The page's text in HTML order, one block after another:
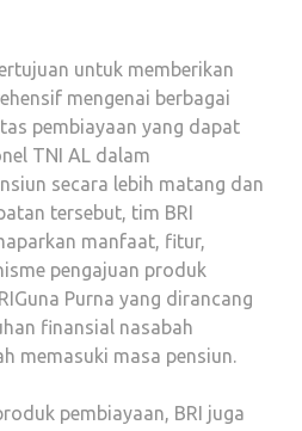
untuk memberikan
mengenai berbagai
pembiayaan yang dapat
TNI AL dalam
secara lebih matang dan
tersebut, tim BRI
manfaat, fitur,
pengajuan produk
Purna yang dirancang
finansial nasabah
memasuki masa pensiun.
pembiayaan, BRI juga